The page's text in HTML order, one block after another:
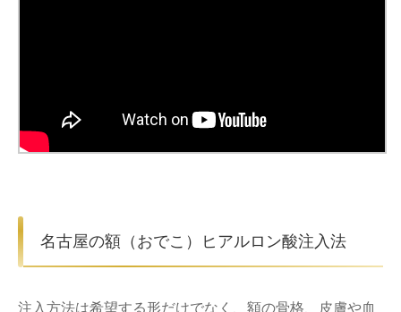
名古屋の額（おでこ）ヒアルロン酸注入法
注入方法は希望する形だけでなく、額の骨格、皮膚や血